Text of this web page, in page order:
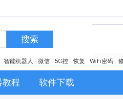
搜索
智能机器人 微信 5G控 恢复 WiFi密码
教程 软件下载